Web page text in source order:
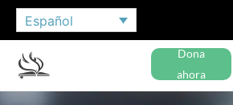
Español
Dona
ahora